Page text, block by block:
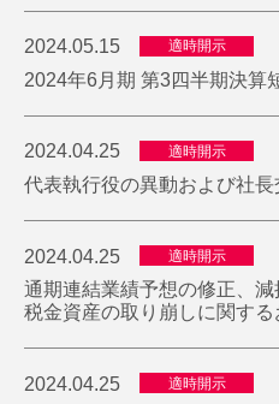
2024.05.15 適時開示
2024年6月期 第3四半期決算
2024.04.25 適時開示
代表執行役の異動および社
2024.04.25 適時開示
通期連結業績予想の修正、
税金資産の取り崩しに関す
2024.04.25 適時開示